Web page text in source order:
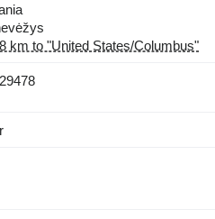
km to "United States/Columbus"